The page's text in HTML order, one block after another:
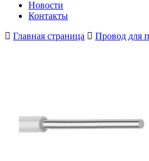
Новости
Контакты
Главная страница
Провод для